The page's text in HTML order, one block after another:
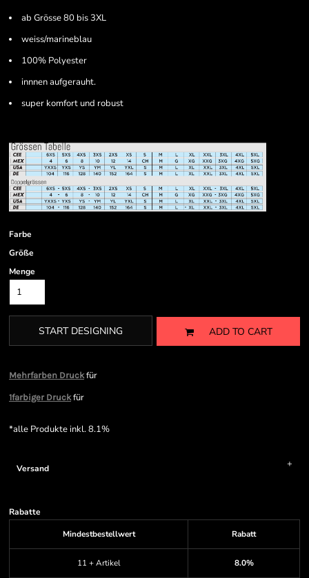
ab Grösse 80 bis 3XL
weiss/marineblau
100% Polyester
innnen aufgerauht.
super komfort und robust
Farbe
Größe
Menge
START DESIGNING ADD TO CART
Mehrfarben Druckfür
1farbiger Druckfür
*alle Produkte inkl. 8.1%
Versand
Rabatte
Mindestbestellwert
Rabatt
11 + Artikel 8.0%